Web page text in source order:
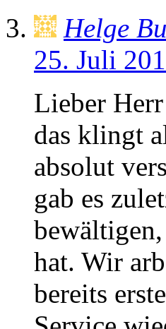
Helge
25. Juli
Lieber
das klingt
absolut
gab es
hat. Wir
bereits